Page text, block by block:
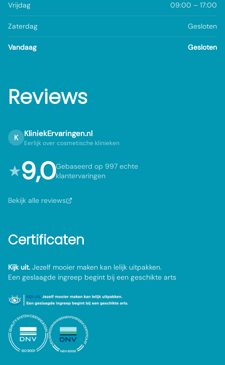
Vrijdag 09:00 – 17:00
Zaterdag Gesloten
Vandaag Gesloten
Reviews
K KliniekErvaringen.nl
Eerlijk over cosmetische klinieken
★9,0Gebaseerd op 997 echte
klantervaringen
Bekijk alle reviews
Certificaten
Kijk uit. Jezelf mooier maken kan lelijk uitpakken.
Een geslaagde ingreep begint bij een geschikte arts